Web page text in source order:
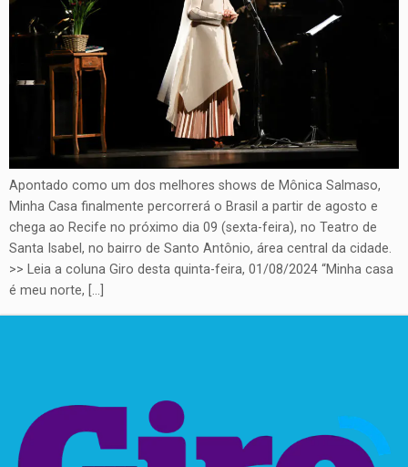
Apontado como um dos melhores shows de Mônica Salmaso,
Minha Casa finalmente percorrerá o Brasil a partir de agosto e
chega ao Recife no próximo dia 09 (sexta-feira), no Teatro de
Santa Isabel, no bairro de Santo Antônio, área central da cidade.
>> Leia a coluna Giro desta quinta-feira, 01/08/2024 “Minha casa
é meu norte, […]